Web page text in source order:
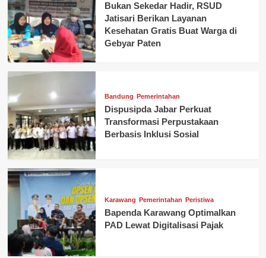
Bukan Sekedar Hadir, RSUD
Jatisari Berikan Layanan
Kesehatan Gratis Buat Warga di
Gebyar Paten
Bandung Pemerintahan
Dispusipda Jabar Perkuat
Transformasi Perpustakaan
Berbasis Inklusi Sosial
Karawang Pemerintahan Peristiwa
Bapenda Karawang Optimalkan
PAD Lewat Digitalisasi Pajak